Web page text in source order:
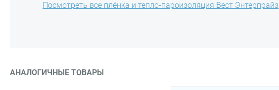
Посмотреть все плёнка и тепло-пароизоляция Вест Энтерпрайз
АНАЛОГИЧНЫЕ ТОВАРЫ